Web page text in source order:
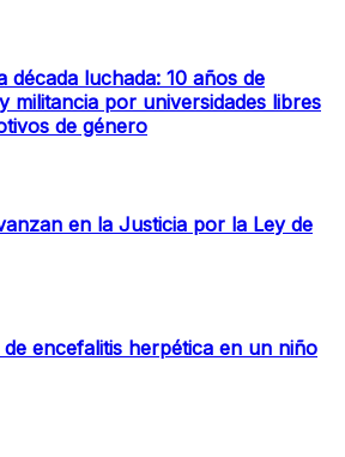
década luchada: 10 años de
militancia por universidades libres
de género
en la Justicia por la Ley de
encefalitis herpética en un niño